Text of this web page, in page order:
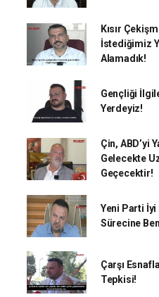
Kısır
İstediğimiz
Alamadık!
Gençliği
Yerdeyiz!
Çin, ABD’yi
Gelecekte
Geçecektir!
Yeni Parti İyi
Sürecine
Çarşı
Tepkisi!